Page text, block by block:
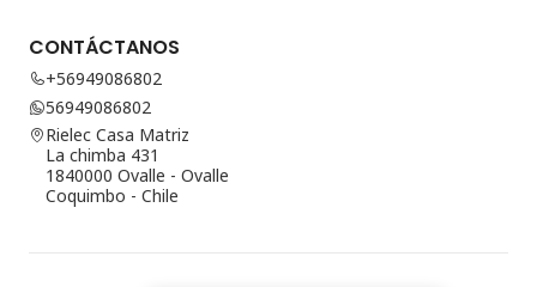
CONTÁCTANOS
+56949086802
56949086802
Rielec Casa Matriz
La chimba 431
1840000 Ovalle - Ovalle
Coquimbo - Chile